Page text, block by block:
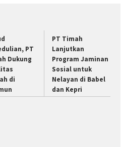
PT
Dukung
di
PT Timah
Lanjutkan
Program Jaminan
Sosial untuk
Nelayan di Babel
dan Kepri